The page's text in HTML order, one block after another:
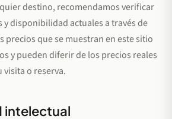
destino, recomendamos verificar
disponibilidad actuales a través de
precios que se muestran en este sitio
y pueden diferir de los precios reales
o reserva.
intelectual